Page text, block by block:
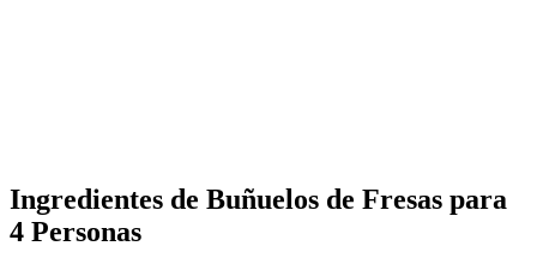
Ingredientes de Buñuelos de Fresas para
4 Personas